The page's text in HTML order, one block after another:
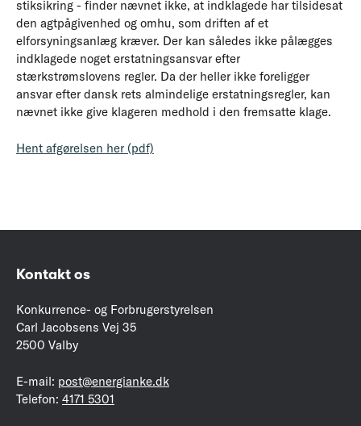
stiksikring - finder nævnet ikke, at indklagede har tilsidesat
den agtpågivenhed og omhu, som driften af et
elforsyningsanlæg kræver. Der kan således ikke pålægges
indklagede noget erstatningsansvar efter
stærkstrømslovens regler. Da der heller ikke foreligger
ansvar efter dansk rets almindelige erstatningsregler, kan
nævnet ikke give klageren medhold i den fremsatte klage.
Hent afgørelsen her (pdf)
Kontakt os
Konkurrence- og Forbrugerstyrelsen
Carl Jacobsens Vej 35
2500 Valby
E-mail: post@energianke.dk
Telefon: 4171 5301